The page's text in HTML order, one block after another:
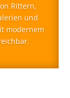
Rittern,
und
modernem